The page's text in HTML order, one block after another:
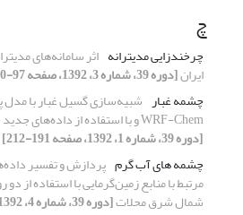
چ
چرخندزایی مدیترانه اثر سامانه‌‌های
ایران[دوره 39، شماره 3، 1392، صفحه 97-110]
چشمه غبار شبیه‌سازی گسیل غبار با
WRF-Chem و با استفاده از داده‌های جدید سطح در منطقه خاورمیانه
[دوره 39، شماره 1، 1392، صفحه 191-212]
چشمه های آب گرم پردازش و تفسیر
شمال شرق محلات[دوره 39، شماره 4، 1392، صفحه 83-96]